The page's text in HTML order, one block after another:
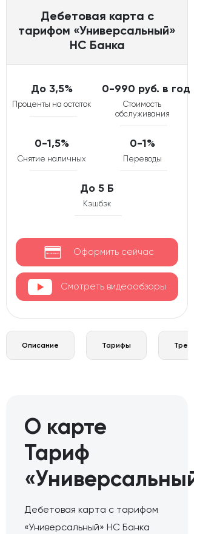
Дебетовая карта с
тарифом «Универсальный»
НС Банка
До 3,5%
Проценты на остаток
0-990 руб. в год
Стоимость
обслуживания
0-1,5%
Снятие наличных
0-1%
Переводы
До 5 Б
Кэшбэк
Оформить сейчас
Смотреть видеообзоры
Описание Тарифы
О карте
Тариф
Дебетовая карта с тарифом
«Универсальный» НС Банка